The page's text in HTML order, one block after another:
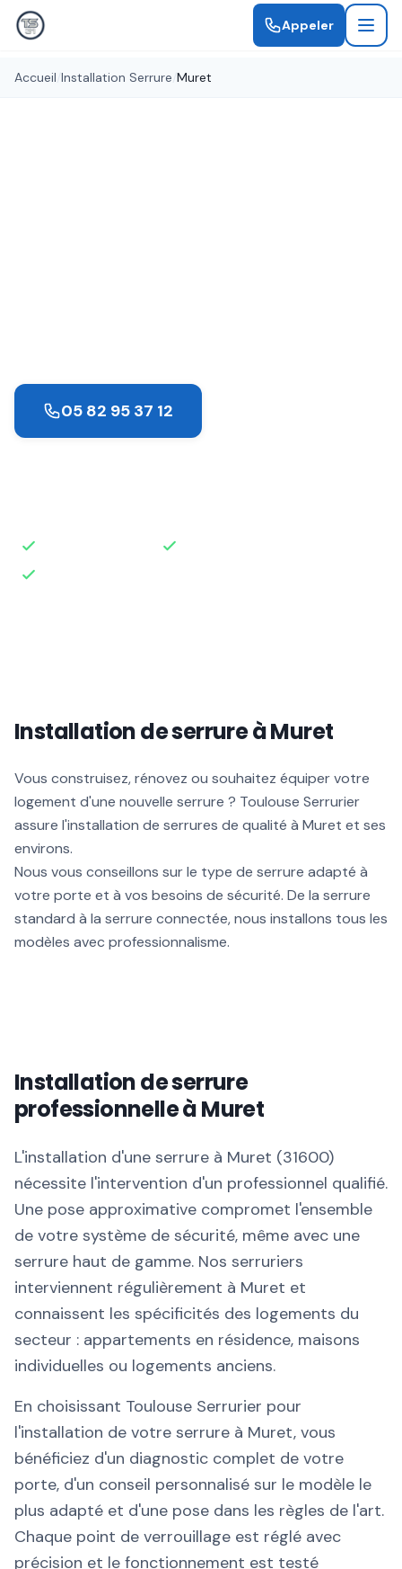
Appeler
Accueil Installation Serrure Muret
05 82 95 37 12
Installation de serrure à Muret
Vous construisez, rénovez ou souhaitez équiper votre
logement d'une nouvelle serrure ? Toulouse Serrurier
assure l'installation de serrures de qualité à Muret et ses
environs.
Nous vous conseillons sur le type de serrure adapté à
votre porte et à vos besoins de sécurité. De la serrure
standard à la serrure connectée, nous installons tous les
modèles avec professionnalisme.
Installation de serrure
professionnelle à Muret
L'installation d'une serrure à Muret (31600)
nécessite l'intervention d'un professionnel qualifié.
Une pose approximative compromet l'ensemble
de votre système de sécurité, même avec une
serrure haut de gamme. Nos serruriers
interviennent régulièrement à Muret et
connaissent les spécificités des logements du
secteur : appartements en résidence, maisons
individuelles ou logements anciens.
En choisissant Toulouse Serrurier pour
l'installation de votre serrure à Muret, vous
bénéficiez d'un diagnostic complet de votre
porte, d'un conseil personnalisé sur le modèle le
plus adapté et d'une pose dans les règles de l'art.
Chaque point de verrouillage est réglé avec
précision et le fonctionnement est testé